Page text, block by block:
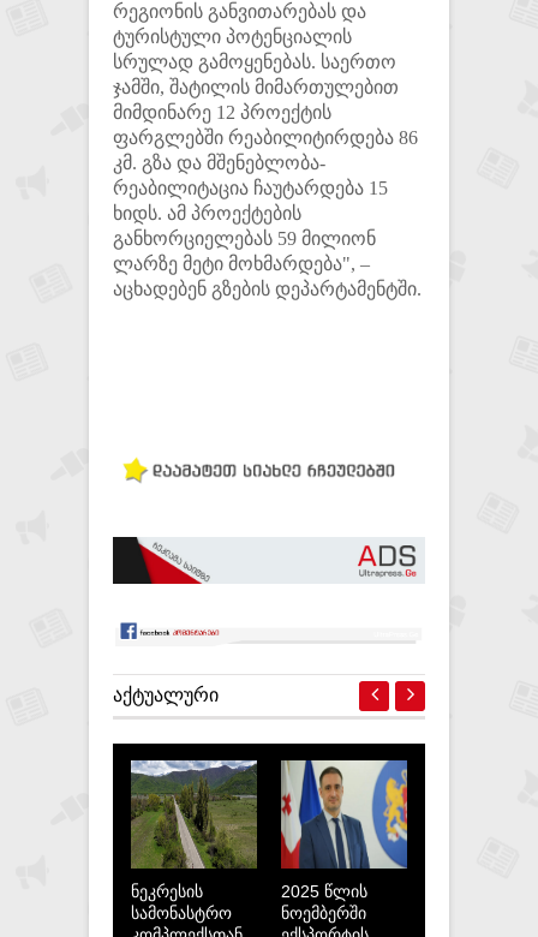
რეგიონის განვითარებას და
ტურისტული პოტენციალის
სრულად გამოყენებას. საერთო
ჯამში, შატილის მიმართულებით
მიმდინარე 12 პროექტის
ფარგლებში რეაბილიტირდება 86
კმ. გზა და მშენებლობა-
რეაბილიტაცია ჩაუტარდება 15
ხიდს. ამ პროექტების
განხორციელებას 59 მილიონ
ლარზე მეტი მოხმარდება", –
აცხადებენ გზების დეპარტამენტში.
ᲐᲥᲢᲣᲐᲚᲣᲠᲘ
ნეკრესის
სამონასტრო
2025 წლის
ნოემბერში